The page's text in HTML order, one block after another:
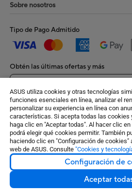
ASUS utiliza cookies y otras tecnologías
funciones esenciales en línea, analizar el
personalizar su experiencia en línea con
características. Si acepta todas las cookies
haga clic en "Aceptar todas". Al hacer clic
podrá elegir qué cookies permitir. También
haciendo clic en "Configuración de cookies"
web de ASUS. Consulte "Cookies y
Configuración de
Aceptar
Sobre nosotros
Tipo de Pago Admitido
Obtén las últimas ofertas y más
Chile / Español
©ASUSTeK Computer Inc. Todos los
Condiciones de uso
Política de